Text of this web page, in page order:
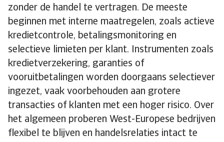
zonder de handel te vertragen. De meeste
beginnen met interne maatregelen, zoals actieve
kredietcontrole, betalingsmonitoring en
selectieve limieten per klant. Instrumenten zoals
kredietverzekering, garanties of
vooruitbetalingen worden doorgaans selectiever
ingezet, vaak voorbehouden aan grotere
transacties of klanten met een hoger risico. Over
het algemeen proberen West-Europese bedrijven
flexibel te blijven en handelsrelaties intact te